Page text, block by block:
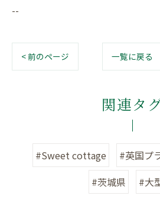
--
< 前のページ 一覧に戻る
関連タ
#Sweet cottage
#英国プ
#茨城県
#大